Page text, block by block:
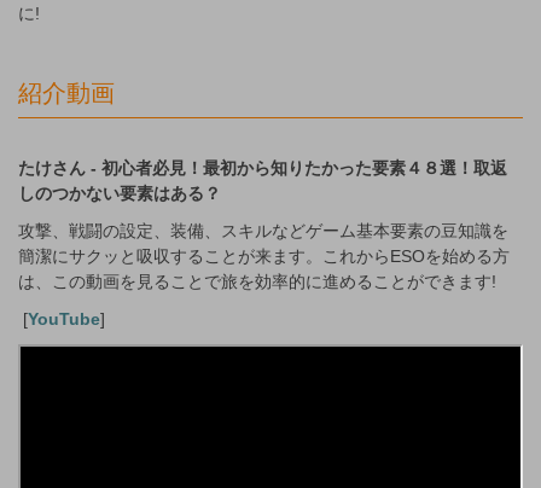
に!
紹介動画
たけさん - 初心者必見！最初から知りたかった要素４８選！取返
しのつかない要素はある？
攻撃、戦闘の設定、装備、スキルなどゲーム基本要素の豆知識を
簡潔にサクッと吸収することが来ます。これからESOを始める方
は、この動画を見ることで旅を効率的に進めることができます!
[YouTube]